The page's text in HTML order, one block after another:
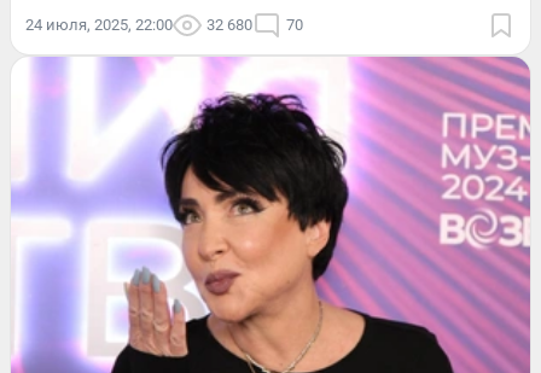
24 июля, 2025, 22:00 32 680 70